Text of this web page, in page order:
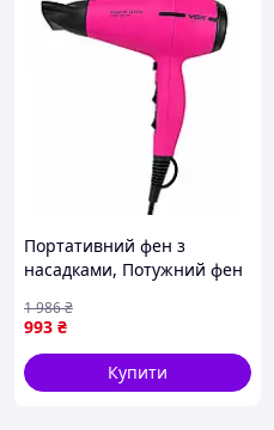
Портативний фен з
насадками, Потужний фен
волосся Професійний
оригінал YO-21
993 ₴
1 986₴
Купити